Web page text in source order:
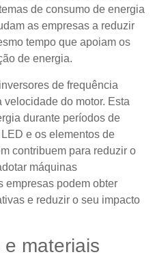
de consumo de energia
as empresas a reduzir
tempo que apoiam os
de energia.
de frequência
do motor. Esta
durante períodos de
e os elementos de
contribuem para reduzir o
máquinas
empresas podem obter
e reduzir o seu impacto
materiais